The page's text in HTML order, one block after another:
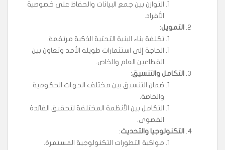
التوازن بين جمع البيانات والحفاظ على خصوصية
الأفراد.
التمويل:
تكلفة بناء البنية التحتية الذكية مرتفعة.
الحاجة إلى استثمارات طويلة الأمد وتعاون بين
القطاعين العام والخاص.
التكامل والتنسيق:
ضمان التنسيق بين مختلف الجهات الحكومية
والخاصة.
التكامل بين الأنظمة المختلفة لتحقيق الفائدة
القصوى.
التكنولوجيا والتحديث:
مواكبة التطورات التكنولوجية المستمرة.